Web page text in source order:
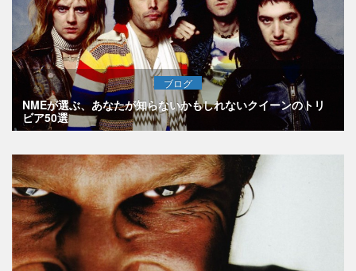
ブログ
NMEが選ぶ、あなたが知らないかもしれないクイーンのトリ
ビア50選